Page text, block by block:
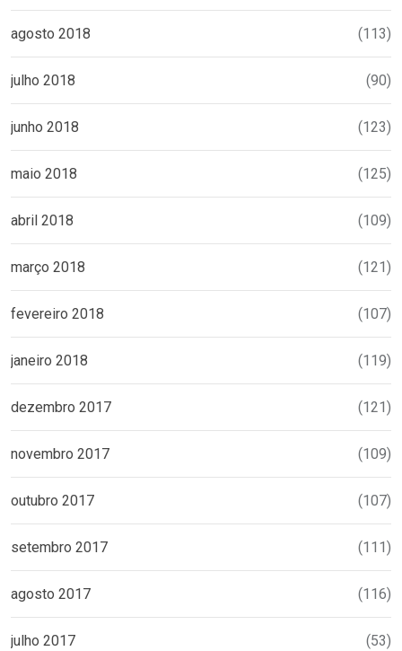
agosto 2018 (113)
julho 2018 (90)
junho 2018 (123)
maio 2018 (125)
abril 2018 (109)
março 2018 (121)
fevereiro 2018 (107)
janeiro 2018 (119)
dezembro 2017 (121)
novembro 2017 (109)
outubro 2017 (107)
setembro 2017 (111)
agosto 2017 (116)
julho 2017 (53)